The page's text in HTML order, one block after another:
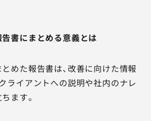
書にまとめる意義とは
めた報告書は、改善に向けた情報
ライアントへの説明や社内のナレ
ます。